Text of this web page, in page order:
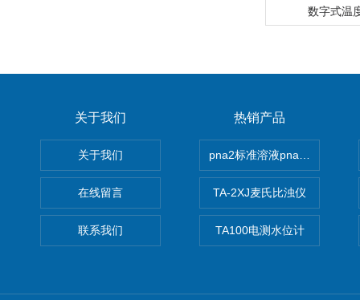
数字式温
关于我们
关于我们
在线留言
联系我们
热销产品
pna2标准溶液pna3 pna4
TA-2XJ麦氏比浊仪
TA100电测水位计